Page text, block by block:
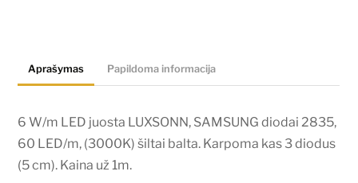
2835,
LED/m,
(3000K)
šiltai
Aprašymas Papildoma informacija
6 W/m LED juosta LUXSONN, SAMSUNG diodai 2835,
60 LED/m, (3000K) šiltai balta. Karpoma kas 3 diodus
(5 cm). Kaina už 1m.